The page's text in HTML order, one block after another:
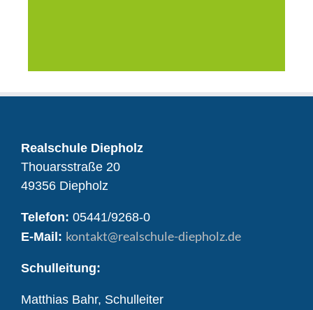
Realschule Diepholz
Thouarsstraße 20
49356 Diepholz
Telefon: 05441/9268-0
E-Mail: kontakt@realschule-diepholz.de
Schulleitung:
Matthias Bahr, Schulleiter